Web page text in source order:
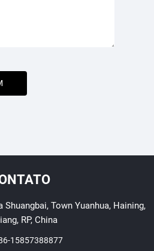
Shuangbai, Town Yuanhua, Haining,
RP, China
15857388877